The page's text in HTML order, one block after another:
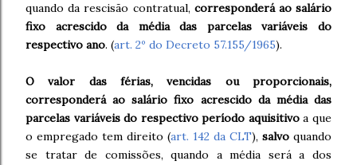
quando da rescisão contratual, corresponderá ao salário
fixo acrescido da média das parcelas variáveis do
respectivo ano. (art. 2º do Decreto 57.155/1965).
O valor das férias, vencidas ou proporcionais,
corresponderá ao salário fixo acrescido da média das
parcelas variáveis do respectivo período aquisitivoa que
o empregado tem direito (art. 142 da CLT), salvo quando
se tratar de comissões, quando a média será a dos